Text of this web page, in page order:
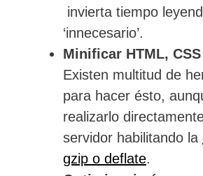
invierta tiempo
‘innecesario’.
Minificar HTML,
Existen multitud de
para hacer ésto,
realizarlo
servidor habilitando la
gzip o deflate.